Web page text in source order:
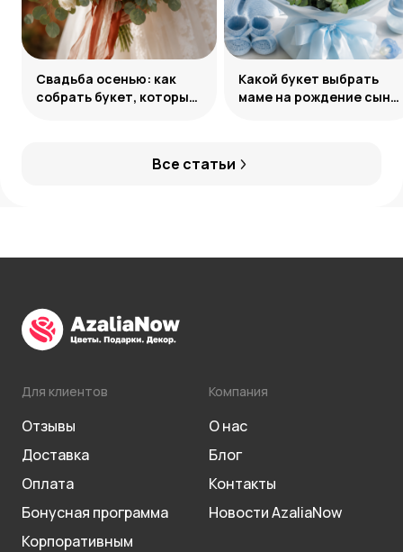
Все статьи
Свадьба осенью: как
собрать букет, который
Какой букет выбрать
маме на рождение сына:
Для клиентов
Отзывы
Доставка
Оплата
Бонусная программа
Корпоративным
Компания
О нас
Блог
Контакты
Новости AzaliaNow